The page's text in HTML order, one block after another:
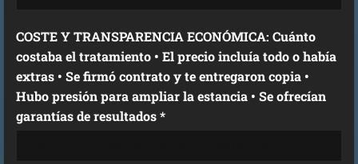
COSTE Y TRANSPARENCIA ECONÓMICA: Cuánto
costaba el tratamiento • El precio incluía todo o había
extras • Se firmó contrato y te entregaron copia •
Hubo presión para ampliar la estancia • Se ofrecían
garantías de resultados *